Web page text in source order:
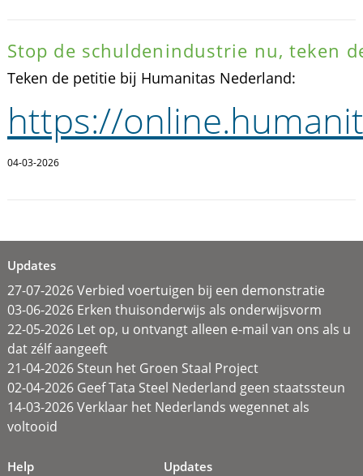
Stop de schuldenindustrie nu, teken
Teken de petitie bij Humanitas Nederland:
https://
04-03-2026
Updates
27-07-2026 Verbied voertuigen bij een demonstratie
03-06-2026 Erken thuisonderwijs als onderwijsvorm
22-05-2026 Let op, u ontvangt alleen e-mail van ons als u
dat zélf aangeeft
21-04-2026 Steun het Groen Staal Project
02-04-2026 Geef Tata Steel Nederland geen staatssteun
14-03-2026 Verklaar het Nederlands wegennet als
voltooid
Help
Updates